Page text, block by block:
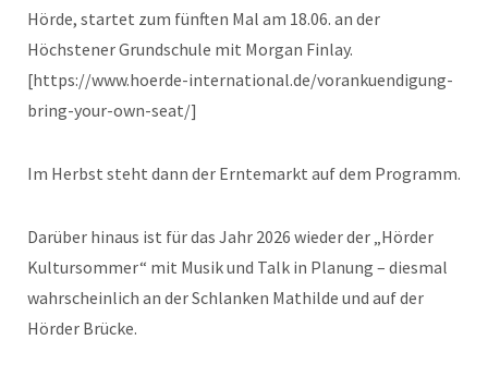
Hörde, startet zum fünften Mal am 18.06. an der
Höchstener Grundschule mit Morgan Finlay.
[https://www.hoerde-international.de/vorankuendigung-
bring-your-own-seat/]
Im Herbst steht dann der Erntemarkt auf dem Programm.
Darüber hinaus ist für das Jahr 2026 wieder der „Hörder
Kultursommer“ mit Musik und Talk in Planung – diesmal
wahrscheinlich an der Schlanken Mathilde und auf der
Hörder Brücke.